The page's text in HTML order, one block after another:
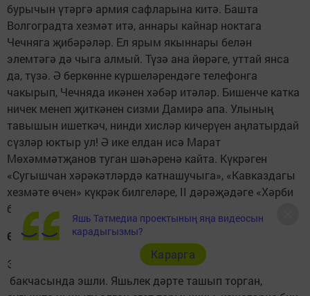
бурычын үтәргә армия сафларына китә. Башта
Волгоградта хезмәт итә, аннары кайнар ноктага
Чечняга җибәрәләр. Ел ярым якыннары белән
элемтәгә дә чыга алмый. Түзә ана йөрәге, уттай янса
да, түзә. Ә беркөнне күршеләрендәге телефонга
чакырып, Чечняда икәнен хәбәр итәләр. Бишенче катка
ничек менеп җиткәнен сизми Дамирә апа. Улының
тавышын ишеткәч, нинди хисләр кичерүен аңлатырдай
сүзләр юктыр ул! Ә ике елдан исә Марат
Мөхәммәтҗанов туган шәһәренә кайта. Күкрәген
«Сугышчан хәрәкәтләрдә катнашучыга», «Кавказдагы
хезмәте өчен» күкрәк билгеләре, II дәрәҗәдәге «Хәрби
батырлык өчен» медале бизи.
Өзелгән хыяллар...
Элеваторга эшкә керә Марат, аннары балалар
бакчасында эшли. Яшьлек дәрте ташып торган,
Яшь Татмедиа проектының яңа видеосын
карадыгызмы?
Карарга